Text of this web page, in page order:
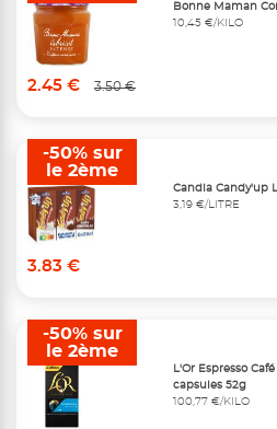
Bonne Maman
10,45 €/KILO
2.45 € 3.50 €
Candia Candy'up
3,19 €/LITRE
3.83 €
-50% sur
le 2ème
L'Or Espresso
capsules 52g
100,77 €/KILO
-50% sur
le 2ème